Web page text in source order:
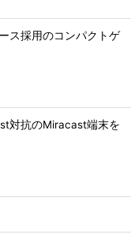
ス採用のコンパクトゲ
対抗のMiracast端末を